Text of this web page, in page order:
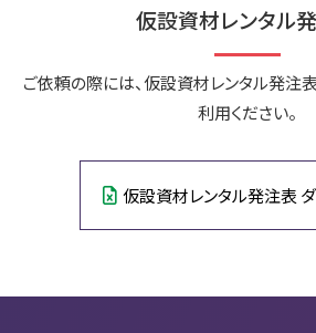
仮設資材レンタル
ご依頼の際には、仮設資材レンタル発注表
利用ください。
仮設資材レンタル発注表